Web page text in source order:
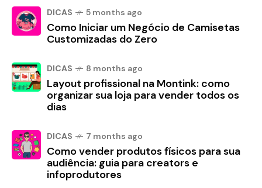
DICAS 5 months ago
Como Iniciar um Negócio de Camisetas
Customizadas do Zero
DICAS 8 months ago
Layout profissional na Montink: como
organizar sua loja para vender todos os
dias
DICAS 7 months ago
Como vender produtos físicos para sua
audiência: guia para creators e
infoprodutores